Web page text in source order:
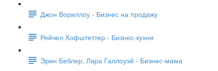
Джон Вориллоу - Бизнес на продажу
Рейчел Хофштеттер - Бизнес-кухня
Эрин Беблер, Лара Галлоуэй - Бизнес-мама